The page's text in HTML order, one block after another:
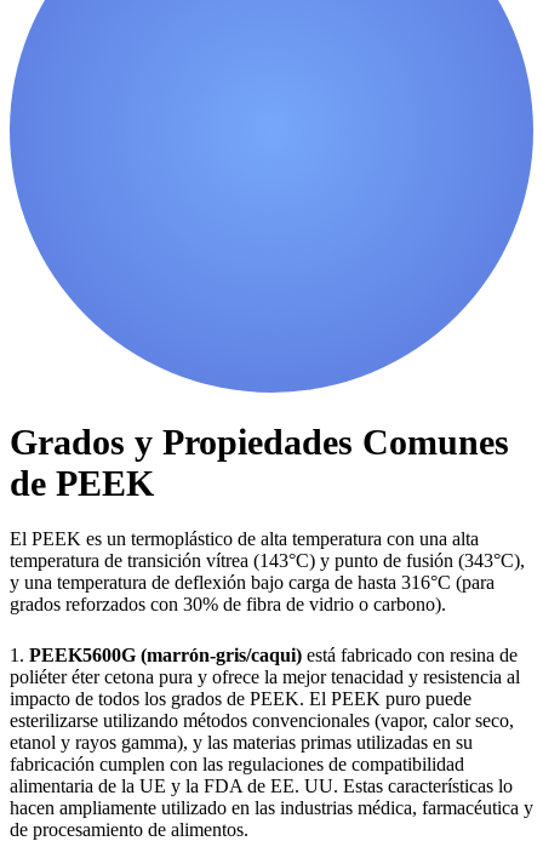
Grados y Propiedades Comunes
de PEEK
El PEEK es un termoplástico de alta temperatura con una alta
temperatura de transición vítrea (143°C) y punto de fusión (343°C),
y una temperatura de deflexión bajo carga de hasta 316°C (para
grados reforzados con 30% de fibra de vidrio o carbono).
1. PEEK5600G (marrón-gris/caqui) está fabricado con resina de
poliéter éter cetona pura y ofrece la mejor tenacidad y resistencia al
impacto de todos los grados de PEEK. El PEEK puro puede
esterilizarse utilizando métodos convencionales (vapor, calor seco,
etanol y rayos gamma), y las materias primas utilizadas en su
fabricación cumplen con las regulaciones de compatibilidad
alimentaria de la UE y la FDA de EE. UU. Estas características lo
hacen ampliamente utilizado en las industrias médica, farmacéutica y
de procesamiento de alimentos.